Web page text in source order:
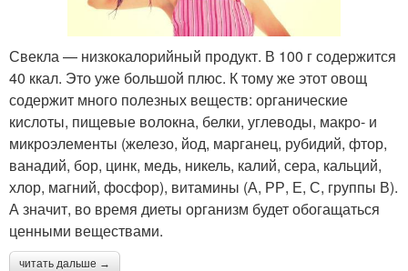
Свекла — низкокалорийный продукт. В 100 г содержится
40 ккал. Это уже большой плюс. К тому же этот овощ
содержит много полезных веществ: органические
кислоты, пищевые волокна, белки, углеводы, макро- и
микроэлементы (железо, йод, марганец, рубидий, фтор,
ванадий, бор, цинк, медь, никель, калий, сера, кальций,
хлор, магний, фосфор), витамины (А, РР, Е, С, группы В).
А значит, во время диеты организм будет обогащаться
ценными веществами.
читать дальше →